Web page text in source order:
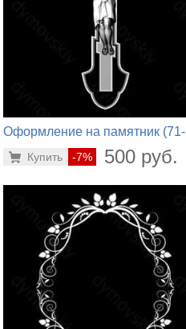
Оформление на памятник (71-
-7% 500 руб.
Купить